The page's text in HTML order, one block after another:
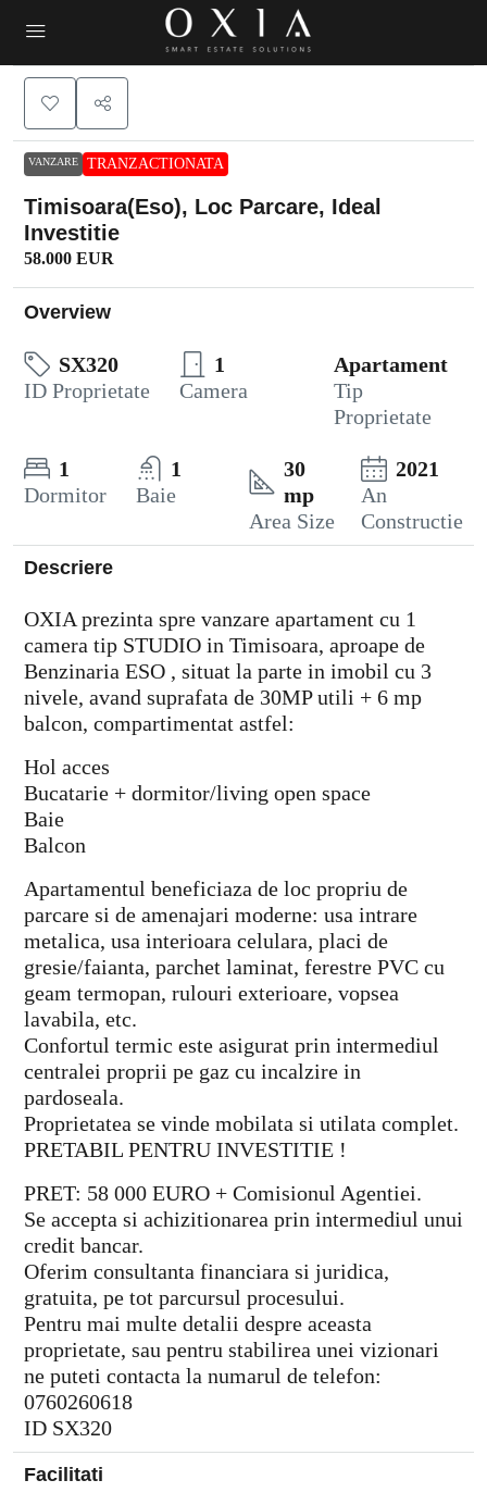
VANZARE TRANZACTIONATA
Timisoara(Eso), Loc Parcare, Ideal
Investitie
58.000 EUR
Overview
SX320
ID Proprietate
1
Camera
Apartament
Tip
Proprietate
1
Dormitor
1
Baie
30
mp
Area Size
2021
An
Constructie
Descriere
OXIA prezinta spre vanzare apartament cu 1
camera tip STUDIO in Timisoara, aproape de
Benzinaria ESO , situat la parte in imobil cu 3
nivele, avand suprafata de 30MP utili + 6 mp
balcon, compartimentat astfel:
Hol acces
Bucatarie + dormitor/living open space
Baie
Balcon
Apartamentul beneficiaza de loc propriu de
parcare si de amenajari moderne: usa intrare
metalica, usa interioara celulara, placi de
gresie/faianta, parchet laminat, ferestre PVC cu
geam termopan, rulouri exterioare, vopsea
lavabila, etc.
Confortul termic este asigurat prin intermediul
centralei proprii pe gaz cu incalzire in
pardoseala.
Proprietatea se vinde mobilata si utilata complet.
PRETABIL PENTRU INVESTITIE !
PRET: 58 000 EURO + Comisionul Agentiei.
Se accepta si achizitionarea prin intermediul unui
credit bancar.
Oferim consultanta financiara si juridica,
gratuita, pe tot parcursul procesului.
Pentru mai multe detalii despre aceasta
proprietate, sau pentru stabilirea unei vizionari
ne puteti contacta la numarul de telefon:
0760260618
ID SX320
Facilitati